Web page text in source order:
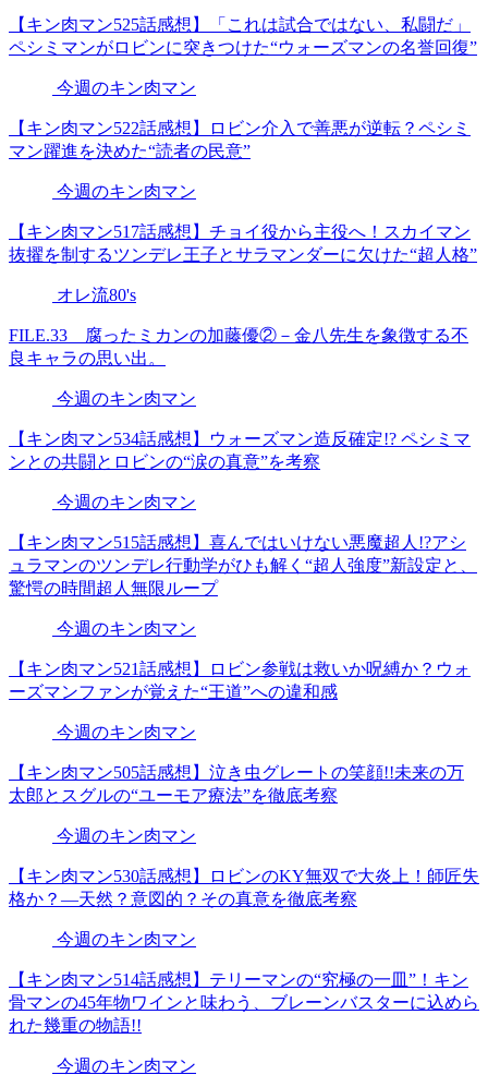
【キン肉マン525話感想】「これは試合ではない、私闘だ」
ペシミマンがロビンに突きつけた“ウォーズマンの名誉回復”
今週のキン肉マン
【キン肉マン522話感想】ロビン介入で善悪が逆転？ペシミ
マン躍進を決めた“読者の民意”
今週のキン肉マン
【キン肉マン517話感想】チョイ役から主役へ！スカイマン
抜擢を制するツンデレ王子とサラマンダーに欠けた“超人格”
オレ流80's
FILE.33 腐ったミカンの加藤優②－金八先生を象徴する不
良キャラの思い出。
今週のキン肉マン
【キン肉マン534話感想】ウォーズマン造反確定!? ペシミマ
ンとの共闘とロビンの“涙の真意”を考察
今週のキン肉マン
【キン肉マン515話感想】喜んではいけない悪魔超人!?アシ
ュラマンのツンデレ行動学がひも解く“超人強度”新設定と、
驚愕の時間超人無限ループ
今週のキン肉マン
【キン肉マン521話感想】ロビン参戦は救いか呪縛か？ウォ
ーズマンファンが覚えた“王道”への違和感
今週のキン肉マン
【キン肉マン505話感想】泣き虫グレートの笑顔!!未来の万
太郎とスグルの“ユーモア療法”を徹底考察
今週のキン肉マン
【キン肉マン530話感想】ロビンのKY無双で大炎上！師匠失
格か？―天然？意図的？その真意を徹底考察
今週のキン肉マン
【キン肉マン514話感想】テリーマンの“究極の一皿”！キン
骨マンの45年物ワインと味わう、ブレーンバスターに込めら
れた幾重の物語!!
今週のキン肉マン